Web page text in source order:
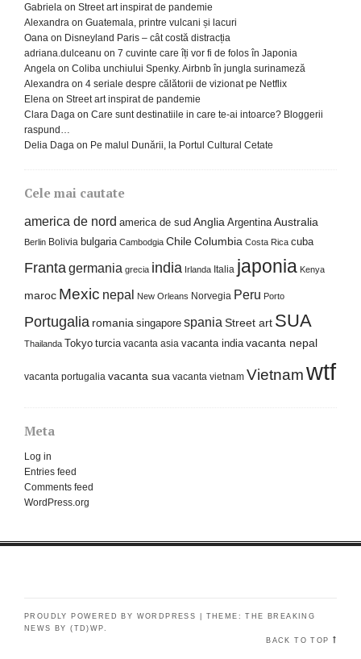
Gabriela on Street art inspirat de pandemie
Alexandra on Guatemala, printre vulcani și lacuri
Oana on Disneyland Paris – cât costă distracția
adriana.dulceanu on 7 cuvinte care îți vor fi de folos în Japonia
Angela on Coliba unchiului Spenky. Airbnb în jungla surinameză
Alexandra on 4 seriale despre călătorii de vizionat pe Netflix
Elena on Street art inspirat de pandemie
Clara Daga on Care sunt destinatiile in care te-ai intoarce? Bloggerii
raspund…
Delia Daga on Pe malul Dunării, la Portul Cultural Cetate
Cele mai cautate
america de nord america de sud Anglia Argentina Australia
Berlin Bolivia bulgaria Cambodgia Chile Columbia Costa Rica cuba
Franta germania grecia india Irlanda Italia japonia Kenya
maroc Mexic nepal New Orleans Norvegia Peru Porto
Portugalia romania singapore spania Street art SUA
Thailanda Tokyo turcia vacanta asia vacanta india vacanta nepal
vacanta portugalia vacanta sua vacanta vietnam Vietnamwtf
Meta
Log in
Entries feed
Comments feed
WordPress.org
PROUDLY POWERED BY WORDPRESS
THEME: THE BREAKING
NEWS BY(TD)WP
BACK TO TOP